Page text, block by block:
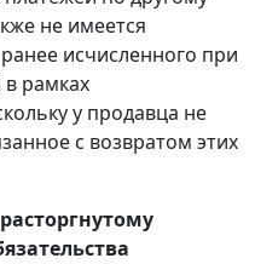
не имеется
исчисленного при
рамках
у продавца не
с возвратом этих